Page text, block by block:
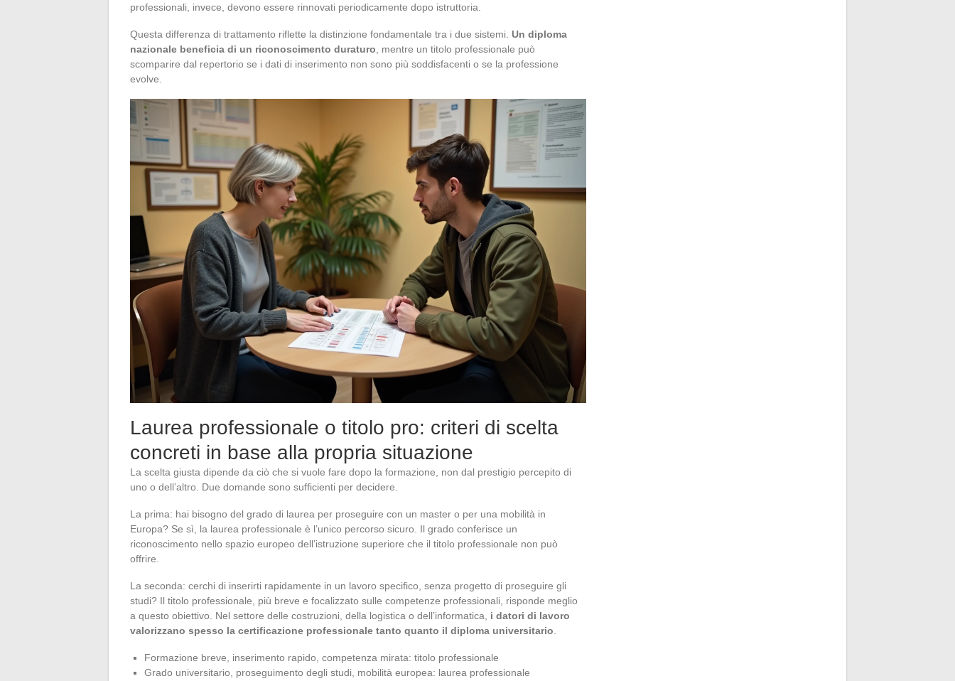
professionali, invece, devono essere rinnovati periodicamente dopo istruttoria.
Questa differenza di trattamento riflette la distinzione fondamentale tra i due sistemi. Un diploma
nazionale beneficia di un riconoscimento duraturo , mentre un titolo professionale può
scomparire dal repertorio se i dati di inserimento non sono più soddisfacenti o se la professione
evolve.
Laurea professionale o titolo pro: criteri di scelta
concreti in base alla propria situazione
La scelta giusta dipende da ciò che si vuole fare dopo la formazione, non dal prestigio percepito di
uno o dell’altro. Due domande sono sufficienti per decidere.
La prima: hai bisogno del grado di laurea per proseguire con un master o per una mobilità in
Europa? Se sì, la laurea professionale è l’unico percorso sicuro. Il grado conferisce un
riconoscimento nello spazio europeo dell’istruzione superiore che il titolo professionale non può
offrire.
La seconda: cerchi di inserirti rapidamente in un lavoro specifico, senza progetto di proseguire gli
studi? Il titolo professionale, più breve e focalizzato sulle competenze professionali, risponde meglio
a questo obiettivo. Nel settore delle costruzioni, della logistica o dell’informatica, i datori di lavoro
valorizzano spesso la certificazione professionale tanto quanto il diploma universitario
Formazione breve, inserimento rapido, competenza mirata: titolo professionale
Grado universitario, proseguimento degli studi, mobilità europea: laurea professionale